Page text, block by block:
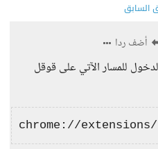
السابق
أضف ردا
للمسار الآتي على قوقل